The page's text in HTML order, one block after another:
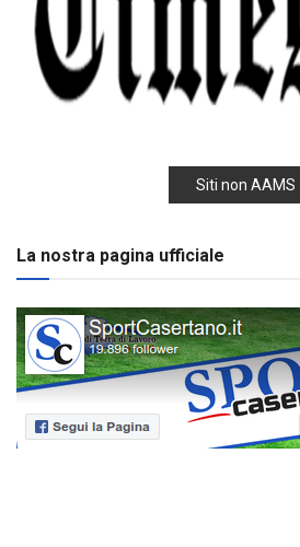
Siti non AAMS
La nostra pagina ufficiale